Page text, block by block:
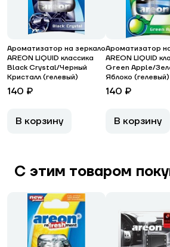
Ароматизатор на зеркало
AREON LIQUID классика
Black Crystal/Черный
Кристалл (гелевый)
140 ₽
В корзину
Ароматизатор
AREON LIQUID
Green Apple/
Яблоко (гелевый)
140 ₽
В корзину
С этим товаром